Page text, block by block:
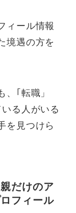
ィール情報
境遇の方を
｢転職」
る人がいる
を見つけら
だけのア
フィール